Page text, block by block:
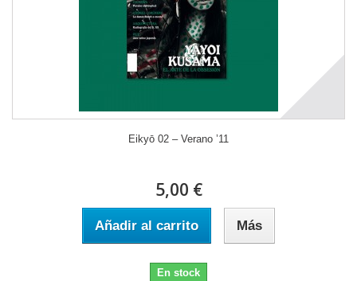
Eikyō 02 – Verano ’11
5,00 €
Añadir al carrito Más
En stock